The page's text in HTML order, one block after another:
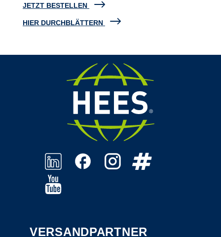
JETZT BESTELLEN
HIER DURCHBLÄTTERN
VERSANDPARTNER